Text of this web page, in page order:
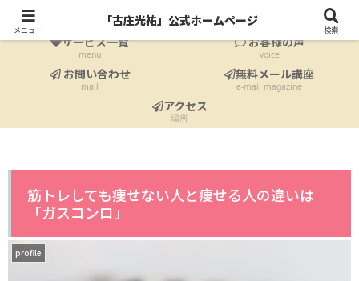
profile
サービス一覧
menu
お客様の声
voice
お問い合わせ
mail
無料メール講座
e-mail magazine
アクセス
場所
筋トレしても痩せない人と痩せる人の違いは
「ガスコンロ」
profile
メニュー
「古庄光祐」公式ホームページ
検索